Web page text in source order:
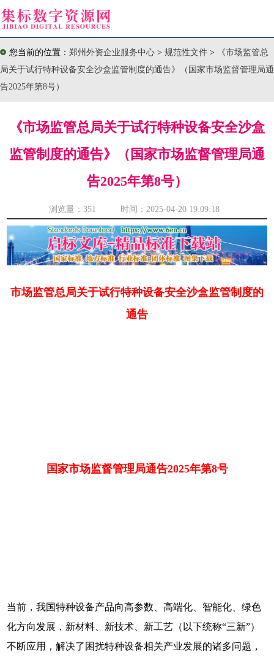
您当前的位置： 郑州外资企业服务中心 > 规范性文件 >
《市场监管总
局关于试行特种设备安全沙盒监管制度的通告》（国家市场监督管理局通
告2025年第8号）
《市场监管总局关于试行特种设备安全沙盒
监管制度的通告》（国家市场监督管理局通
告2025年第8号）
浏览量： 351 时间：2025-04-20 19:09:18
市场监管总局关于试行特种设备安全沙盒监管制度的
通告
国家市场监督管理局通告2025年第8号
当前，我国特种设备产品向高参数、高端化、智能化、绿色
化方向发展，新材料、新技术、新工艺（以下统称“三新”）
不断应用，解决了困扰特种设备相关产业发展的诸多问题，